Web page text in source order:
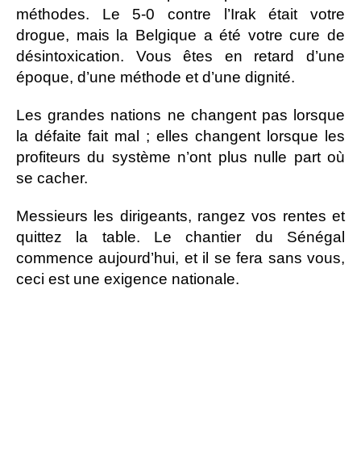
méthodes. Le 5-0 contre l’Irak était votre
drogue, mais la Belgique a été votre cure de
désintoxication. Vous êtes en retard d’une
époque, d’une méthode et d’une dignité.
Les grandes nations ne changent pas lorsque
la défaite fait mal ; elles changent lorsque les
profiteurs du système n’ont plus nulle part où
se cacher.
Messieurs les dirigeants, rangez vos rentes et
quittez la table. Le chantier du Sénégal
commence aujourd’hui, et il se fera sans vous,
ceci est une exigence nationale.